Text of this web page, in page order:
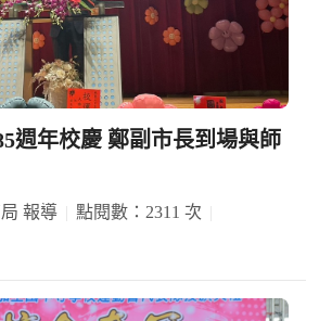
週年校慶 鄭副市長到場與師
報導 點閱數：2311 次